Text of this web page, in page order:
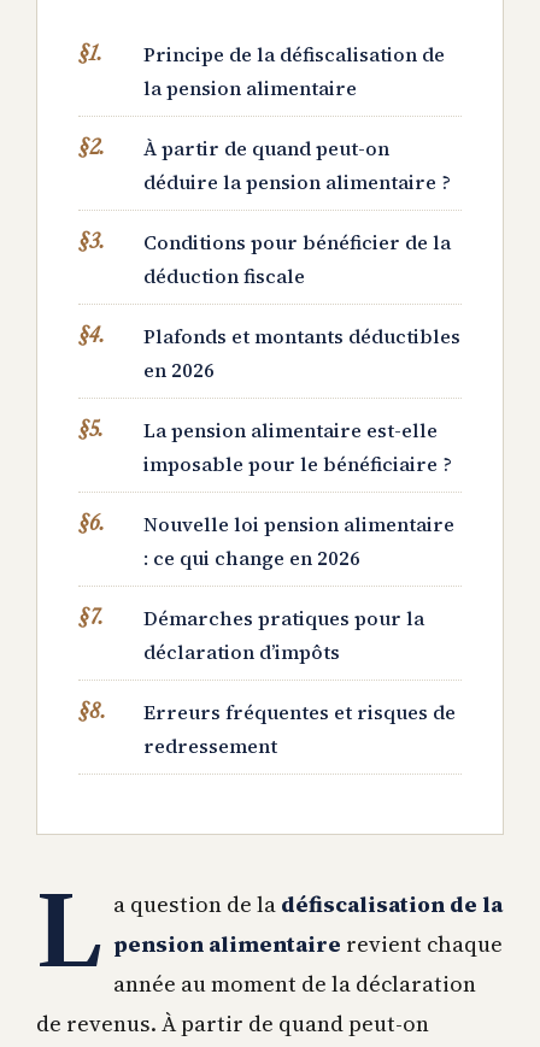
Principe de la défiscalisation de
la pension alimentaire
À partir de quand peut-on
déduire la pension alimentaire ?
Conditions pour bénéficier de la
déduction fiscale
Plafonds et montants déductibles
en 2026
La pension alimentaire est-elle
imposable pour le bénéficiaire ?
Nouvelle loi pension alimentaire
: ce qui change en 2026
Démarches pratiques pour la
déclaration d’impôts
Erreurs fréquentes et risques de
redressement
L a question de la défiscalisation de la
pension alimentaire revient chaque
année au moment de la déclaration
de revenus. À partir de quand peut-on